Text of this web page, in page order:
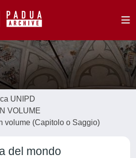
UNIPD
VOLUME
volume (Capitolo o Saggio)
del mondo